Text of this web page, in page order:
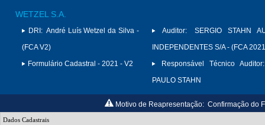
WETZEL S.A.
DRI: André Luís Wetzel da Silva -
(FCA V2)
Formulário Cadastral - 2021 - V2
Auditor:
SERGIO STAHN
INDEPENDENTES S/A - (FCA
Responsável Técnico Auditor:
PAULO STAHN
Motivo de Reapresentação: Confirmação do